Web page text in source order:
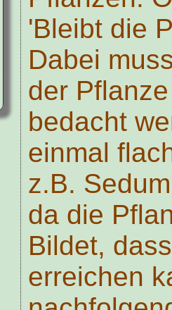
'Bleibt die
Dabei
der
bedacht
einmal
z.B.
da die
Bildet,
erreichen